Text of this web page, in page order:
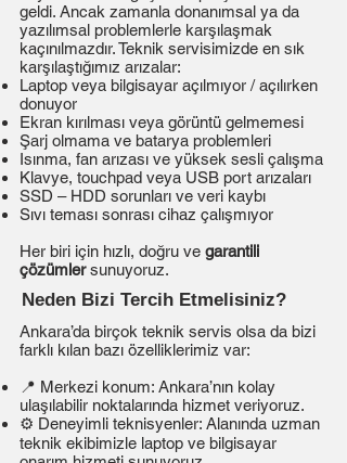
geldi. Ancak zamanla donanımsal ya da
yazılımsal problemlerle karşılaşmak
kaçınılmazdır. Teknik servisimizde en sık
karşılaştığımız arızalar:
Laptop veya bilgisayar açılmıyor / açılırken
donuyor
Ekran kırılması veya görüntü gelmemesi
Şarj olmama ve batarya problemleri
Isınma, fan arızası ve yüksek sesli çalışma
Klavye, touchpad veya USB port arızaları
SSD – HDD sorunları ve veri kaybı
Sıvı teması sonrası cihaz çalışmıyor
Her biri için hızlı, doğru ve garantili
çözümlersunuyoruz.
Neden Bizi Tercih Etmelisiniz?
Ankara’da birçok teknik servis olsa da bizi
farklı kılan bazı özelliklerimiz var:
📍 Merkezi konum: Ankara’nın kolay
ulaşılabilir noktalarında hizmet veriyoruz.
⚙️ Deneyimli teknisyenler: Alanında uzman
teknik ekibimizle laptop ve bilgisayar